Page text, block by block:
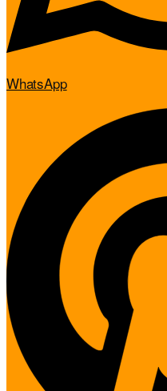
WhatsApp